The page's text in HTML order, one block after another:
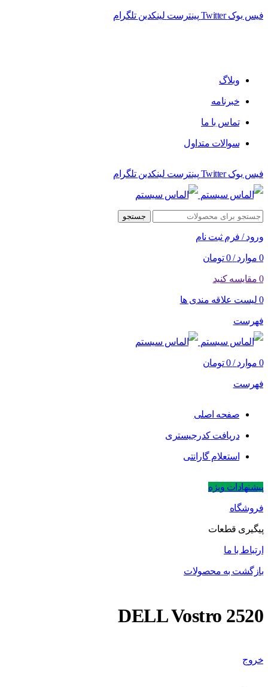
فیس بوک Twitter پینترست لینکدین تلگرام
وبلاگ
خبرنامه
تماس با ما
سوالات متداول
فیس بوک Twitter پینترست لینکدین تلگرام
جستجو
ورود / فرم ثبت نام
0 موارد /
0 تومان
0 مقایسه کنید
0 لیست علاقه مندی ها
فهرست
0 موارد /
0 تومان
فهرست
صفحه اصلی
دریافت کدرجیستری
استعلام گارانتی
پیشنهادات ویژه
فروشگاه
پیگیری قطعات
ارتباط با ما
بازگشت به محصولات
DELL Vostro 2520
خروج